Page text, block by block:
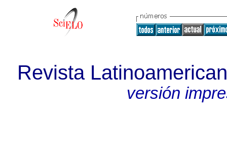
Revista
versión